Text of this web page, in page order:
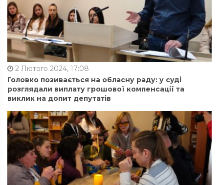
2 Лютого 2024, 17:08
Головко позивається на обласну раду: у суді
розглядали виплату грошової компенсації та
виклик на допит депутатів